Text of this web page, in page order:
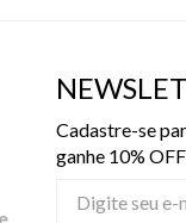
Cadastre-se
ganhe 10%